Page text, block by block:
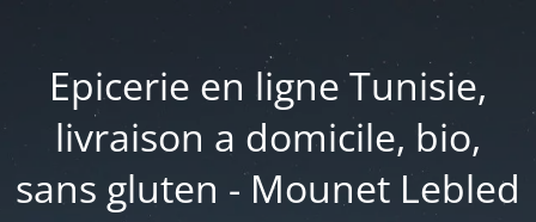
Epicerie en ligne Tunisie,
livraison a domicile, bio,
sans gluten - Mounet Lebled